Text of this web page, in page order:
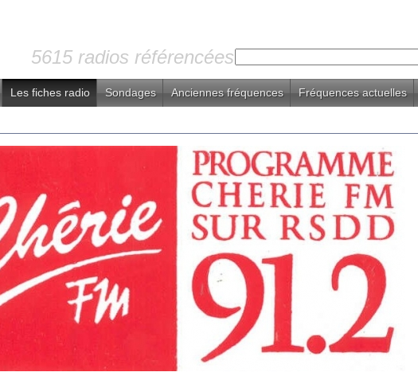
5615 radios référencées
Les fiches radio Sondages Anciennes fréquences Fréquences actuelles